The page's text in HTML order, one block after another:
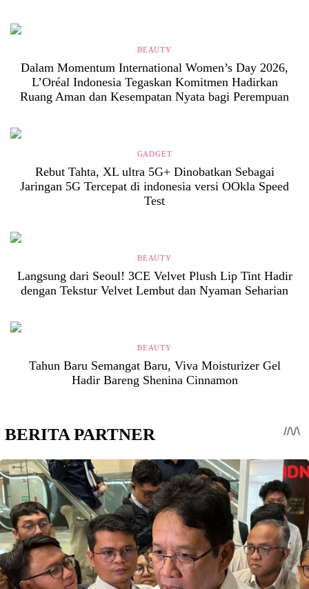
BEAUTY
Dalam Momentum International Women’s Day 2026,
L’Oréal Indonesia Tegaskan Komitmen Hadirkan
Ruang Aman dan Kesempatan Nyata bagi Perempuan
GADGET
Rebut Tahta, XL ultra 5G+ Dinobatkan Sebagai
Jaringan 5G Tercepat di indonesia versi OOkla Speed
Test
BEAUTY
Langsung dari Seoul! 3CE Velvet Plush Lip Tint Hadir
dengan Tekstur Velvet Lembut dan Nyaman Seharian
BEAUTY
Tahun Baru Semangat Baru, Viva Moisturizer Gel
Hadir Bareng Shenina Cinnamon